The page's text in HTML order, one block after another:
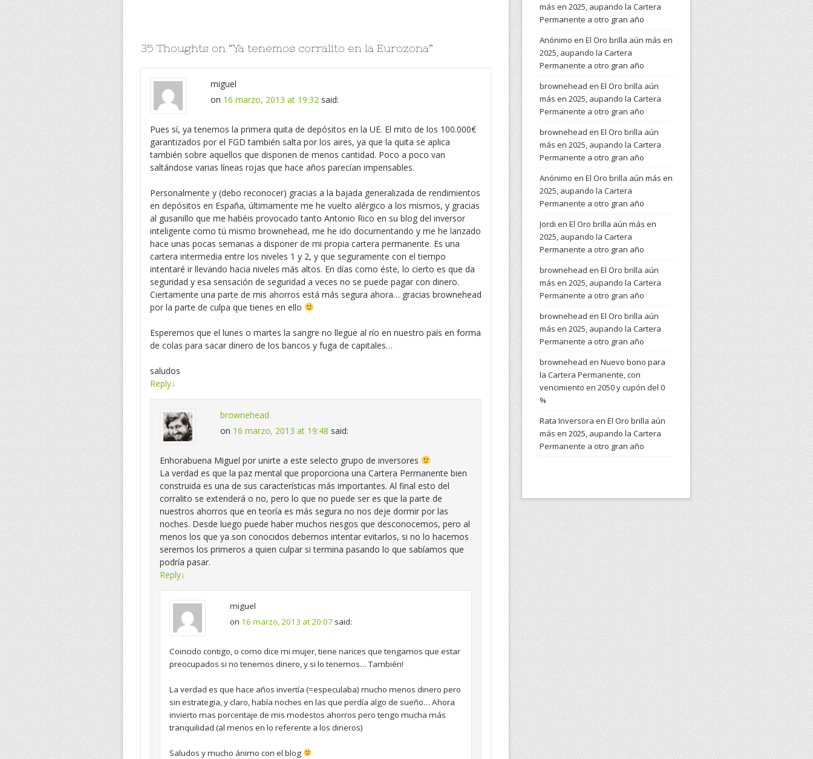
35 Thoughts on “Ya tenemos corralito en la Eurozona”
miguel
on 16 marzo, 2013 at 19:32 said:
Pues sí, ya tenemos la primera quita de depósitos en la UE. El mito de los 100.000€
garantizados por el FGD también salta por los aires, ya que la quita se aplica
también sobre aquellos que disponen de menos cantidad. Poco a poco van
saltándose varias líneas rojas que hace años parecían impensables.
Personalmente y (debo reconocer) gracias a la bajada generalizada de rendimientos
en depósitos en España, últimamente me he vuelto alérgico a los mismos, y gracias
al gusanillo que me habéis provocado tanto Antonio Rico en su blog del inversor
inteligente como tú mismo brownehead, me he ido documentando y me he lanzado
hace unas pocas semanas a disponer de mi propia cartera permanente. Es una
cartera intermedia entre los niveles 1 y 2, y que seguramente con el tiempo
intentaré ir llevando hacia niveles más altos. En días como éste, lo cierto es que da
seguridad y esa sensación de seguridad a veces no se puede pagar con dinero.
Ciertamente una parte de mis ahorros está más segura ahora… gracias brownehead
por la parte de culpa que tienes en ello
Esperemos que el lunes o martes la sangre no llegue al río en nuestro país en forma
de colas para sacar dinero de los bancos y fuga de capitales…
saludos
Reply↓
brownehead
on 16 marzo, 2013 at 19:48 said:
Enhorabuena Miguel por unirte a este selecto grupo de inversores
La verdad es que la paz mental que proporciona una Cartera Permanente bien
construida es una de sus características más importantes. Al final esto del
corralito se extenderá o no, pero lo que no puede ser es que la parte de
nuestros ahorros que en teoría es más segura no nos deje dormir por las
noches. Desde luego puede haber muchos riesgos que desconocemos, pero al
menos los que ya son conocidos debemos intentar evitarlos, si no lo hacemos
seremos los primeros a quien culpar si termina pasando lo que sabíamos que
podría pasar.
Reply↓
miguel
on 16 marzo, 2013 at 20:07 said:
Coincido contigo, o como dice mi mujer, tiene narices que tengamos que estar
preocupados si no tenemos dinero, y si lo tenemos… También!
La verdad es que hace años invertía (=especulaba) mucho menos dinero pero
sin estrategia, y claro, había noches en las que perdía algo de sueño… Ahora
invierto mas porcentaje de mis modestos ahorros pero tengo mucha más
tranquilidad (al menos en lo referente a los dineros)
Saludos y mucho ánimo con el blog
más en 2025, aupando la Cartera
Permanente a otro gran año
Anónimo en El Oro brilla aún más en
2025, aupando la Cartera
Permanente a otro gran año
brownehead en El Oro brilla aún
más en 2025, aupando la Cartera
Permanente a otro gran año
brownehead en El Oro brilla aún
más en 2025, aupando la Cartera
Permanente a otro gran año
Anónimo en El Oro brilla aún más en
2025, aupando la Cartera
Permanente a otro gran año
Jordi en El Oro brilla aún más en
2025, aupando la Cartera
Permanente a otro gran año
brownehead en El Oro brilla aún
más en 2025, aupando la Cartera
Permanente a otro gran año
brownehead en El Oro brilla aún
más en 2025, aupando la Cartera
Permanente a otro gran año
brownehead en Nuevo bono para
la Cartera Permanente, con
vencimiento en 2050 y cupón del 0
%
Rata Inversora en El Oro brilla aún
más en 2025, aupando la Cartera
Permanente a otro gran año